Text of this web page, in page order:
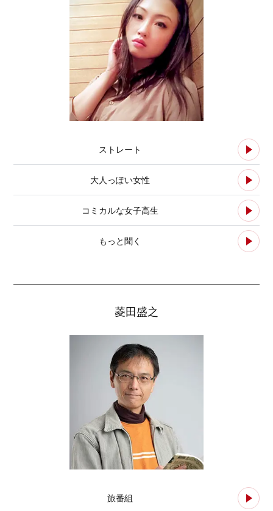
ストレート
大人っぽい女性
コミカルな女子高生
もっと聞く
菱田盛之
旅番組